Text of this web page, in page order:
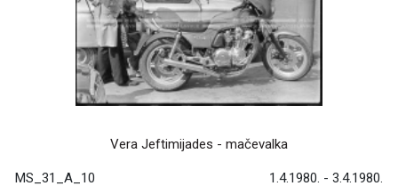
Vera Jeftimijades - mačevalka
MS_31_A_10 1.4.1980. - 3.4.1980.